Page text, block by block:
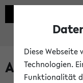
Alle
Diese Webseite
Technologien.
Funktionalität